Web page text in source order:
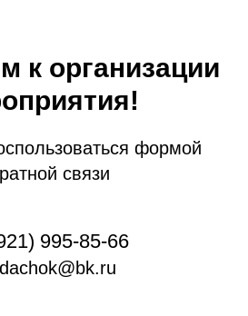
к организации
формой
связи
995-85-66